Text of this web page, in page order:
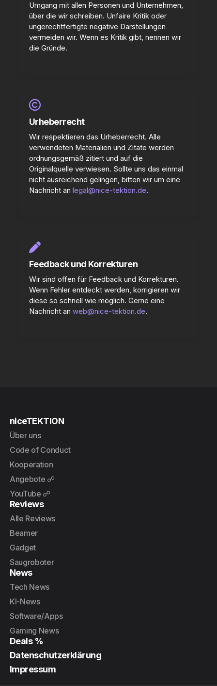
Umgang mit allen Personen und Unternehmen,
über die wir schreiben. Unfaire Kritik oder
ungerechtfertigte negative Darstellungen
vermeiden wir. Wenn es Kritik gibt, nennen wir
die Gründe.
Urheberrecht
Wir respektieren das Urheberrecht. Alle
verwendeten Materialien und Zitate werden
ordnungsgemäß zitiert und auf die
Originalquelle verwiesen. Sollte uns das einmal
nicht ausreichend gelingen, bitten wir um eine
Nachricht an legal@nice-tektion.de.
Feedback und Korrekturen
Wir sind offen für Feedback und Korrekturen.
Wenn Fehler entdeckt werden, korrigieren wir
diese so schnell wie möglich. Gerne eine
Nachricht an web@nice-tektion.de.
niceTEKTION
Über uns
Code of Conduct
Kooperation
Angebote ☍
YouTube ☍
Reviews
Alle Reviews
Beamer
Gadget
Saugroboter
News
Tech News
KI-News
Software/Apps
Gaming News
Deals %
Datenschutzerklärung
Impressum